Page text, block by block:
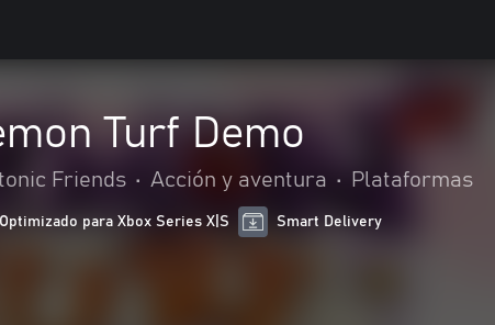
Turf Demo
Friends • Acción y aventura • Plataformas
Optimizado para Xbox Series X|S Smart Delivery